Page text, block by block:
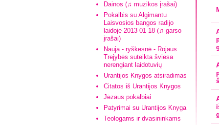
Dainos (♫ muzikos įrašai)
Pokalbis su Algimantu
Laisvosios bangos radijo
laidoje 2013 01 18 (♫ garso
įrašai)
Nauja - ryškesnė - Rojaus
Trejybės suteikta šviesa
nerengiant laidotuvių
Urantijos Knygos atsiradimas
Citatos iš Urantijos Knygos
Jėzaus pokalbiai
Patyrimai su Urantijos Knyga
Teologams ir dvasininkams